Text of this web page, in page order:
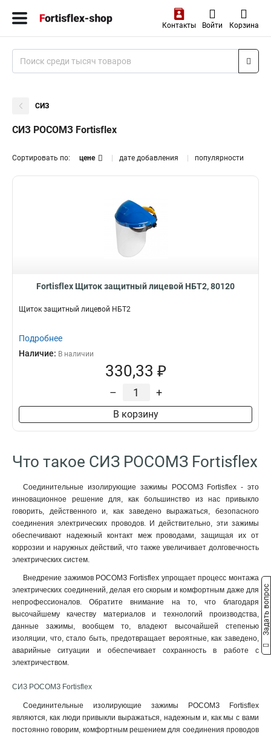
Контакты Войти Корзина
СИЗ
СИЗ РОСОМЗ Fortisflex
Сортировать по: цене дате добавления популярности
Fortisflex Щиток защитный лицевой НБТ2, 80120
Щиток защитный лицевой НБТ2
Подробнее
Наличие: В наличии
330,33 ₽
– +
В корзину
Что такое СИЗ РОСОМЗ Fortisflex
Соединительные изолирующие зажимы РОСОМЗ Fortisflex - это
инновационное решение для, как большинство из нас привыкло
говорить, действенного и, как заведено выражаться, безопасного
соединения электрических проводов. И действительно, эти зажимы
обеспечивают надежный контакт меж проводами, защищая их от
коррозии и наружных действий, что также увеличивает долговечность
электрических систем.
Внедрение зажимов РОСОМЗ Fortisflex упрощает процесс монтажа
электрических соединений, делая его скорым и комфортным даже для
непрофессионалов. Обратите внимание на то, что благодаря
высочайшему качеству материалов и технологий производства,
данные зажимы, вообщем то, владеют высочайшей степенью
изоляции, что, стало быть, предотвращает вероятные, как заведено,
аварийные ситуации и обеспечивает сохранность в работе с
электричеством.
СИЗ РОСОМЗ Fortisflex
Соединительные изолирующие зажимы РОСОМЗ Fortisflex
являются, как люди привыкли выражаться, надежным и, как мы с вами
постоянно говорим, комфортным решением для соединения проводов
Задать вопрос